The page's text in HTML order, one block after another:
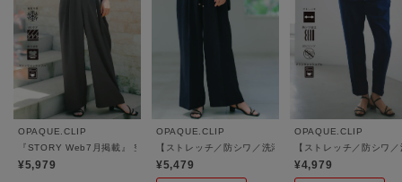
OPAQUE.CLIP
『STORY Web7月掲載』 空気パンツ《接触冷感／UVケア／吸水速乾／防シワ／洗濯機
¥5,979
OPAQUE.CLIP
【ストレッチ／防シワ／洗濯機OK】美脚イージーワ
¥5,479
OPAQUE.CLIP
【ストレッチ／防シワ
¥4,979